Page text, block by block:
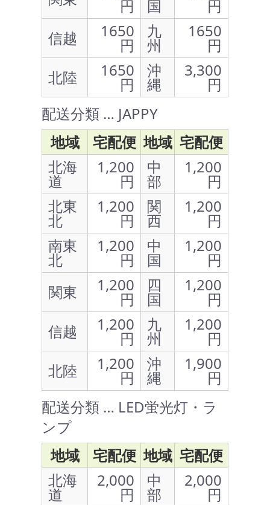
円 国
円
信越
1650
円
九
州
1650
円
北陸
1650
円
沖
縄
3,300
円
配送分類 … JAPPY
地域
宅配便 地域 宅配便
北海
道
1,200
円
中
部
1,200
円
北東
北
1,200
円
関
西
1,200
円
南東
北
1,200
円
中
国
1,200
円
関東
1,200
円
四
国
1,200
円
信越
1,200
円
九
州
1,200
円
北陸
1,200
円
沖
縄
1,900
円
配送分類 … LED蛍光灯・ラ
ンプ
地域
宅配便 地域 宅配便
北海
道
2,000
円
中
部
2,000
円